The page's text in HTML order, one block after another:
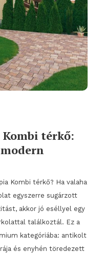
térkő:
Kombi térkő? Ha valaha
egyszerre sugárzott
akkor jó eséllyel egy
találkoztál. Ez a
kategóriába: antikolt
és enyhén töredezett